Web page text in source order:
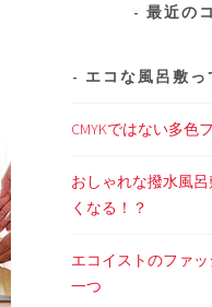
最近の
エコな風呂敷
CMYKではない多色
おしゃれな撥水風
くなる！？
エコイストのファ
一つ